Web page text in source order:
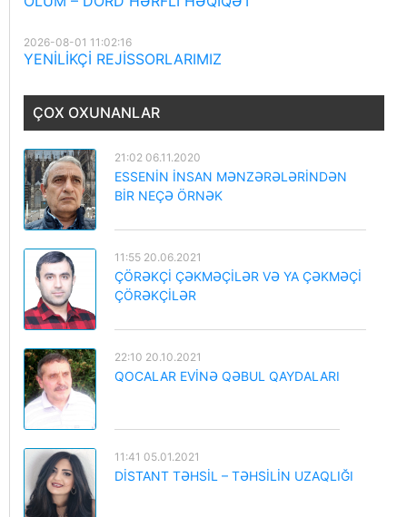
2026-08-01 11:02:16
YENİLİKÇİ REJİSSORLARIMIZ
ÇOX OXUNANLAR
21:02 06.11.2020
ESSENİN İNSAN MƏNZƏRƏLƏRİNDƏN
BİR NEÇƏ ÖRNƏK
11:55 20.06.2021
ÇÖRƏKÇİ ÇƏKMƏÇİLƏR VƏ YA ÇƏKMƏÇİ
ÇÖRƏKÇİLƏR
22:10 20.10.2021
QOCALAR EVİNƏ QƏBUL QAYDALARI
11:41 05.01.2021
DİSTANT TƏHSİL – TƏHSİLİN UZAQLIĞI